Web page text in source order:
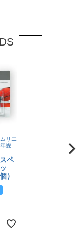
リエ
愛
ペ
）